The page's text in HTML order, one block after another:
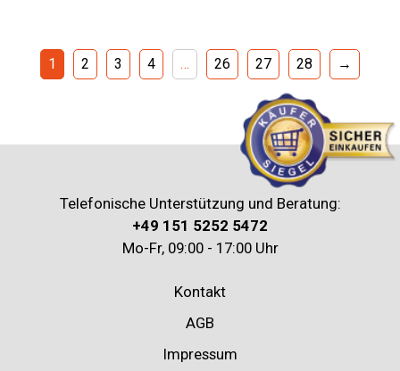
1 2 3 4 … 26 27 28 →
Telefonische Unterstützung und Beratung:
+49 151 5252 5472
Mo-Fr, 09:00 - 17:00 Uhr
Kontakt
AGB
Impressum